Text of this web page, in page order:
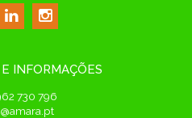
INFORMAÇÕES
730 796